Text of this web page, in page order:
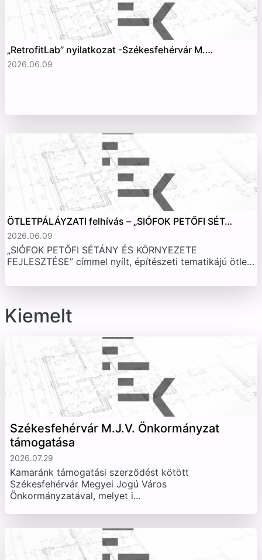
„RetrofitLab” nyilatkozat -Székesfehérvár M.…
2026.06.09
ÖTLETPÁLÁYZATI felhívás – „SIÓFOK PETŐFI SÉT…
2026.06.09
„SIÓFOK PETŐFI SÉTÁNY ÉS KÖRNYEZETE
FEJLESZTÉSE” címmel nyílt, építészeti tematikájú ötle…
Kiemelt
Székesfehérvár M.J.V. Önkormányzat
támogatása
2026.07.29
Kamaránk támogatási szerződést kötött
Székesfehérvár Megyei Jogú Város
Önkormányzatával, melyet i...